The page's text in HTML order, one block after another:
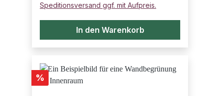
Speditionsversand ggf. mit Aufpreis.
In den Warenkorb
Rabatt
%